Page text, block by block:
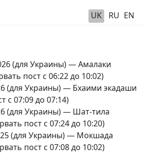
UK RU EN
(для Украины) — Амалаки
пост с 06:22 до 10:02)
(для Украины) — Бхаими экадаши
с 07:09 до 07:14)
(для Украины) — Шат-тила
пост с 07:24 до 10:20)
(для Украины) — Мокшада
пост с 07:08 до 10:02)